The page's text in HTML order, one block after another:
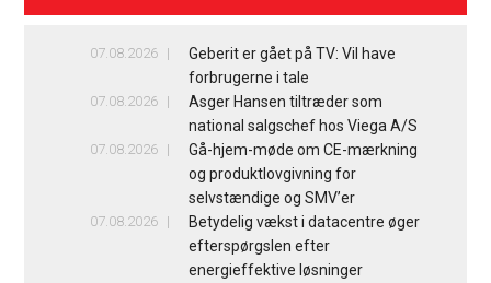
07.08.2026
Geberit er gået på TV: Vil have
forbrugerne i tale
07.08.2026
Asger Hansen tiltræder som
national salgschef hos Viega A/S
07.08.2026
Gå-hjem-møde om CE-mærkning
og produktlovgivning for
selvstændige og SMV’er
07.08.2026
Betydelig vækst i datacentre øger
efterspørgslen efter
energieffektive løsninger